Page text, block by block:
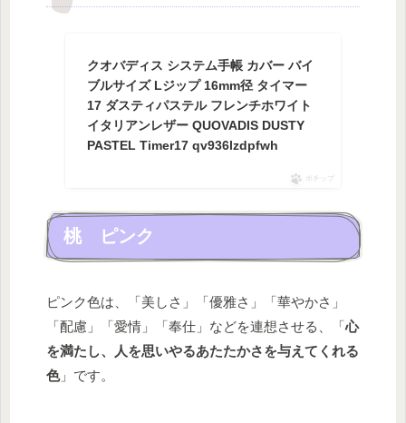
クオバディス システム手帳 カバー バイ
ブルサイズ Lジップ 16mm径 タイマー
17 ダスティパステル フレンチホワイト
イタリアンレザー QUOVADIS DUSTY
PASTEL Timer17 qv936lzdpfwh
ポチップ
桃 ピンク
ピンク色は、「美しさ」「優雅さ」「華やかさ」
「配慮」「愛情」「奉仕」などを連想させる、「心
を満たし、人を思いやるあたたかさを与えてくれる
色」です。